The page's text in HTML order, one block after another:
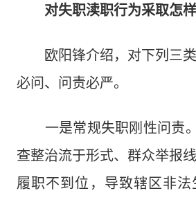
对失职渎职行为采取怎
欧阳锋介绍，对下列三类
必问、问责必严。
一是常规失职刚性问责
查整治流于形式、群众举报
履职不到位，导致辖区非